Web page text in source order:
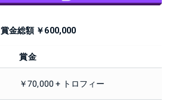
賞金総額 ￥600,000
賞金
￥70,000 + トロフィー